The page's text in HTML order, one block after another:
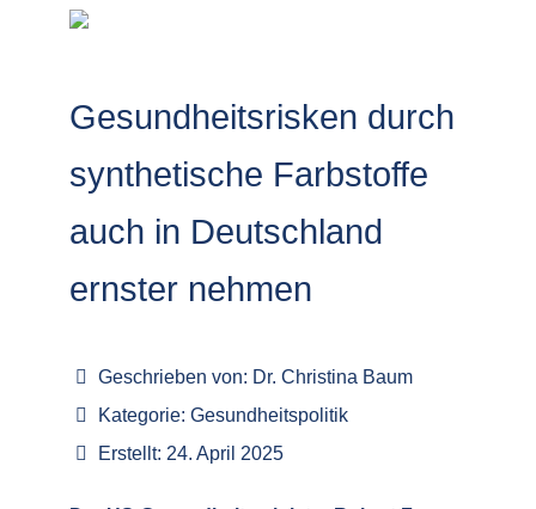
Gesundheitsrisken durch
synthetische Farbstoffe
auch in Deutschland
ernster nehmen
Geschrieben von: Dr. Christina Baum
Kategorie: Gesundheitspolitik
Erstellt: 24. April 2025